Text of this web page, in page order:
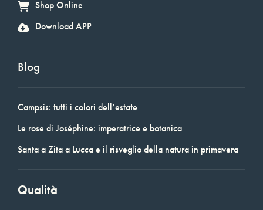
Shop Online
Download APP
Blog
Campsis: tutti i colori dell’estate
Le rose di Joséphine: imperatrice e botanica
Santa a Zita a Lucca e il risveglio della natura in primavera
Qualità